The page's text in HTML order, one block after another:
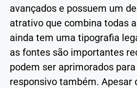
avançados e possuem um
atrativo que combina todas
ainda tem uma tipografia
as fontes são importantes
podem ser aprimorados
responsivo também. Apesar